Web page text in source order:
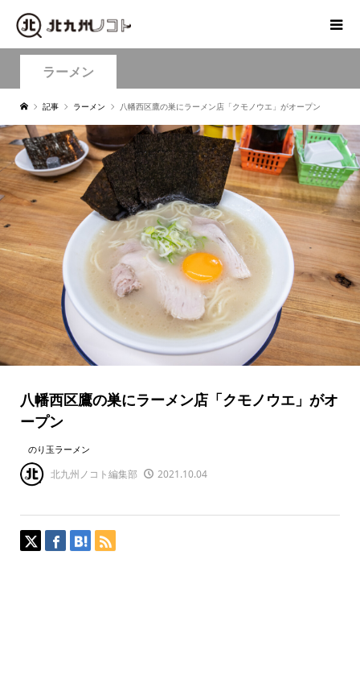
ラーメン
記事 ラーメン 八幡西区鷹の巣にラーメン店「クモノウエ」がオープン
八幡西区鷹の巣にラーメン店「クモノウエ」がオ
ープン
のり玉ラーメン
北九州ノコト編集部 2021.10.04